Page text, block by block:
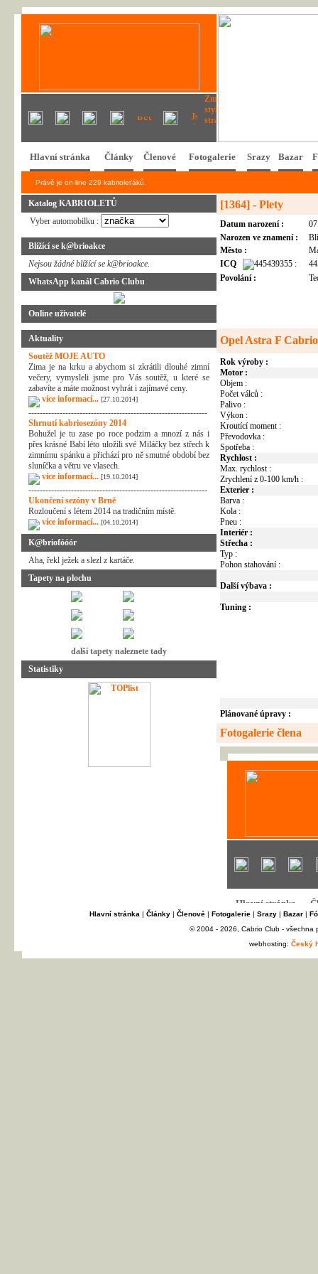
Hlavní stránka Články Členové Fotogalerie Srazy Bazar
Právě je on-line 229 kabrioleťáků.
Katalog KABRIOLETŮ
Vyber automobilku :
Blížící se k@brioakce
Nejsou žádné blížící se k@brioakce.
WhatsApp kanál Cabrio Clubu
Online uživatelé
Aktuality
Soutěž MOJE AUTO
Zima je na krku a abychom si zkrátili dlouhé zimní
večery, vymysleli jsme pro Vás soutěž, u které se
zabavíte a máte možnost vyhrát i zajímavé ceny.
více informací... [27.10.2014]
---------------------------------------------------------------
Shrnutí kabriosezóny 2014
Bohužel je tu zase po roce podzim a mnozí z nás i
přes krásné Babí léto uložili své Miláčky bez střech k
zimnímu spánku a přichází pro ně smutné období bez
sluníčka a větru ve vlasech.
více informací... [19.10.2014]
---------------------------------------------------------------
Ukončení sezóny v Brně
Rozloučení s létem 2014 na tradičním místě.
více informací... [04.10.2014]
K@briofóóór
Aha, řekl ježek a slezl z kartáče.
Tapety na plochu
další tapety naleznete tady
Statistiky
[1364] - Plety
Datum narození :
Narozen ve znamení :
Město :
ICQ
:
Povolání :
Opel Astra F
Rok výroby :
Motor :
Objem :
Počet válců :
Palivo :
Výkon :
Kroutící moment :
Převodovka :
Spotřeba :
Rychlost :
Max. rychlost :
Zrychlení z 0-100 km/h :
Exterier :
Barva :
Kola :
Pneu :
Interiér :
Střecha :
Typ :
Pohon stahování :
Další výbava :
Tuning :
Plánované úpravy :
Fotogalerie člena
Hlavní stránka | Články| Členové| Fotogalerie| Srazy| Bazar|
© 2004 - 2026, Cabrio Club - všechna
webhosting: Český